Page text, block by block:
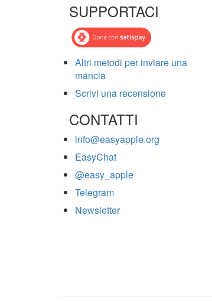
SUPPORTACI
Altri metodi per inviare una
mancia
Scrivi una recensione
CONTATTI
info@easyapple.org
EasyChat
@easy_apple
Telegram
Newsletter